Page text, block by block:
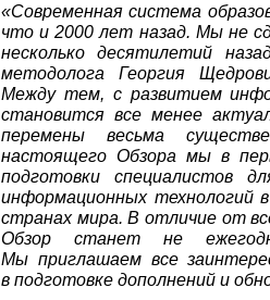
«Современная система
что и 2000 лет назад. Мы не
несколько десятилетий
методолога Георгия
Между тем, с развитием
становится все менее
перемены весьма
настоящего Обзора мы в
подготовки специалистов
информационных технологий
странах мира. В отличие от
Обзор станет не
Мы приглашаем все
в подготовке дополнений и